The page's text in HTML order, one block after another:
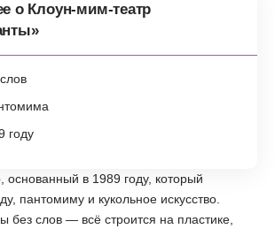
о Клоун-мим-театр
году
основанный в 1989 году, который
пантомиму и кукольное искусство.
без слов — всё строится на пластике,